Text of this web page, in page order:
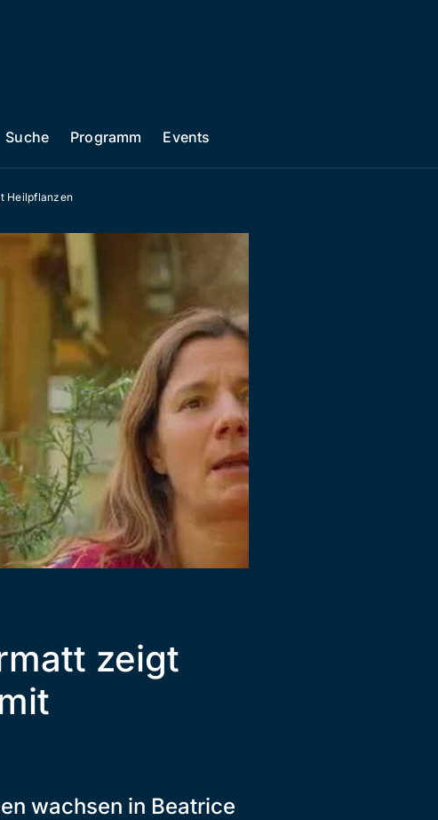
Suche Programm Events
Heilpflanzen
zeigt
wachsen in Beatrice